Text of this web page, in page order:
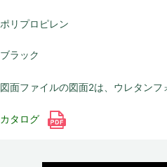
ポリプロピレン
ブラック
図面ファイルの図面2は、ウレタンフ
カタログ